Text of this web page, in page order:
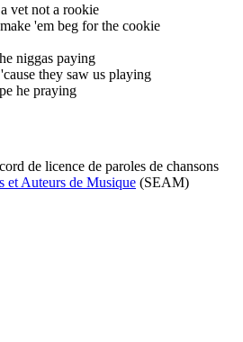
vet not a rookie
'em beg for the cookie
niggas paying
they saw us playing
he praying
de licence de paroles de chansons
et Auteurs de Musique (SEAM)